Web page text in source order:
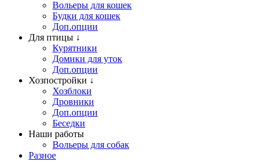
Вольеры для кошек
Будки для кошек
Доп.опции
Для птицы ↓
Курятники
Домики для уток
Доп.опции
Хозпостройки ↓
Хозблоки
Дровники
Доп.опции
Беседки
Наши работы
Вольеры для собак
Разное